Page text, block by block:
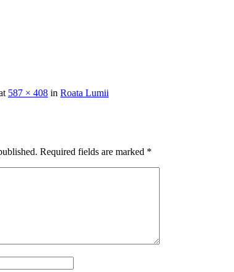
587 × 408 in Roata Lumii
Required fields are marked *